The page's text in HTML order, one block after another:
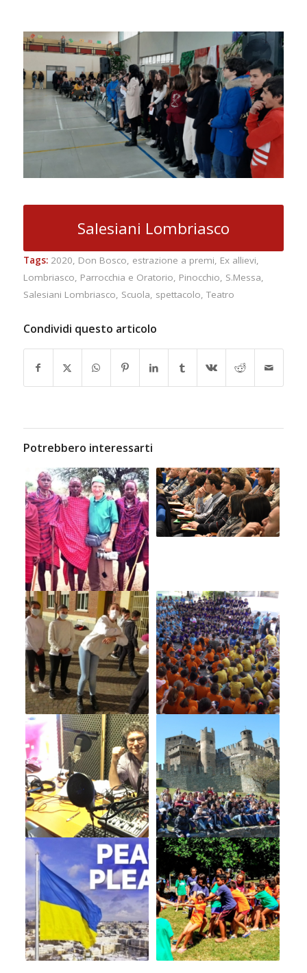
Salesiani Lombriasco
Tags: 2020 Don Bosco estrazione a premi Ex allievi
Lombriasco Parrocchia e Oratorio Pinocchio S.Messa
Salesiani Lombriasco Scuola spettacolo Teatro
Condividi questo articolo
Potrebbero interessarti